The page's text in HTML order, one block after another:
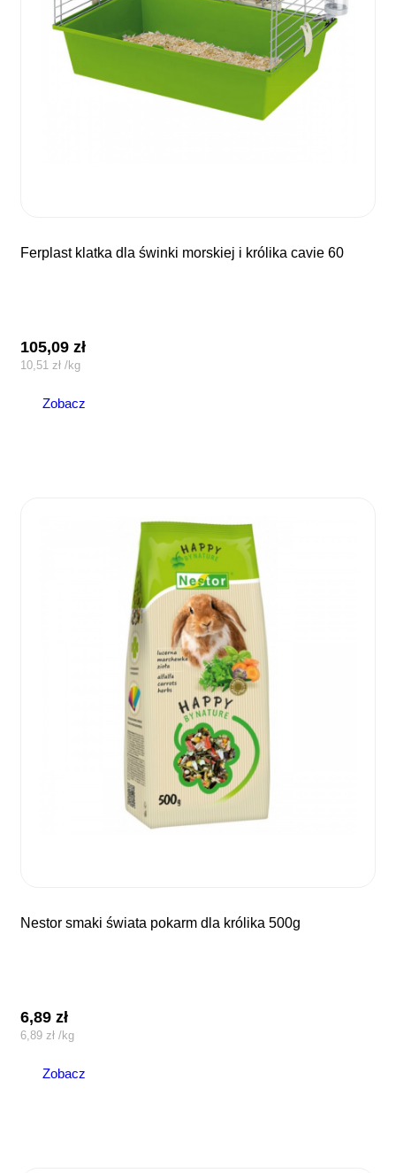
ferplast klatka dla świnki morskiej i królika cavie 60
105,09zł
10,51zł /kg
Zobacz
nestor smaki świata pokarm dla królika 500g
6,89zł
6,89zł /kg
Zobacz